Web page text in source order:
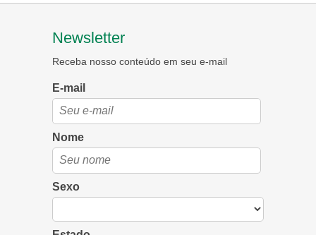
Newsletter
Receba nosso conteúdo em seu e-mail
E-mail
Nome
Sexo